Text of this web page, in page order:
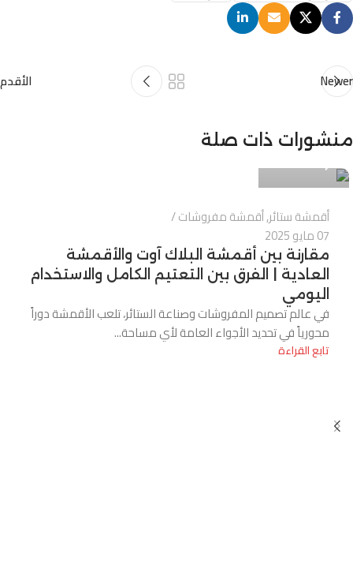
Newer الأقدم
منشورات ذات صلة
أقمشة ستائر,أقمشة مفروشات
07 مايو 2025
مقارنة بين أقمشة البلاك آوت والأقمشة
العادية | الفرق بين التعتيم الكامل والاستخدام
اليومي
في عالم تصميم المفروشات وصناعة الستائر، تلعب الأقمشة دوراً
محورياً في تحديد الأجواء العامة لأي مساحة...
تابع القراءة